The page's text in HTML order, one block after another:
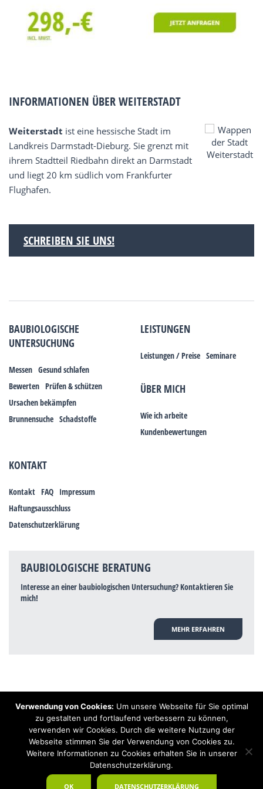
INFORMATIONEN ÜBER WEITERSTADT
Weiterstadt ist eine hessische Stadt im
Landkreis Darmstadt-Dieburg. Sie grenzt mit
ihrem Stadtteil Riedbahn direkt an Darmstadt
und liegt 20 km südlich vom Frankfurter
Flughafen.
SCHREIBEN SIE UNS!
BAUBIOLOGISCHE
UNTERSUCHUNG
Messen Gesund schlafen
Bewerten Prüfen & schützen
Ursachen bekämpfen
Brunnensuche Schadstoffe
LEISTUNGEN
Leistungen / Preise Seminare
ÜBER MICH
Wie ich arbeite
Kundenbewertungen
KONTAKT
Kontakt FAQ Impressum
Haftungsausschluss
Datenschutzerklärung
BAUBIOLOGISCHE BERATUNG
Interesse an einer baubiologischen Untersuchung? Kontaktieren Sie
mich!
MEHR ERFAHREN
Hinweis: Trotz zahlreicher Studien, die einen Zusammenhang zwischen
Elektrosmog und gesundheitlichen Problemen aufzeigen, ist es von der
praktischen Schulmedizin bisher wissenschaftlich nicht anerkannt, dass
Elektrosmog und Erdstrahlen gesundheitliche Auswirkungen haben können.
Ähnliches galt auch über Jahrzehnte für die Akkupunktur und die
Homöopathie. Sie suchen einen Baubiologen? Baubiologe Baldermnn - Ihr
Spezialist für gesunden Schlaf!
Verwendung von Cookies: Um unsere Webseite für Sie optimal
zu gestalten und fortlaufend verbessern zu können,
verwenden wir Cookies. Durch die weitere Nutzung der
Webseite stimmen Sie der Verwendung von Cookies zu.
Weitere Informationen zu Cookies erhalten Sie in unserer
Datenschutzerklärung.
OK DATENSCHUTZERKLÄRUNG